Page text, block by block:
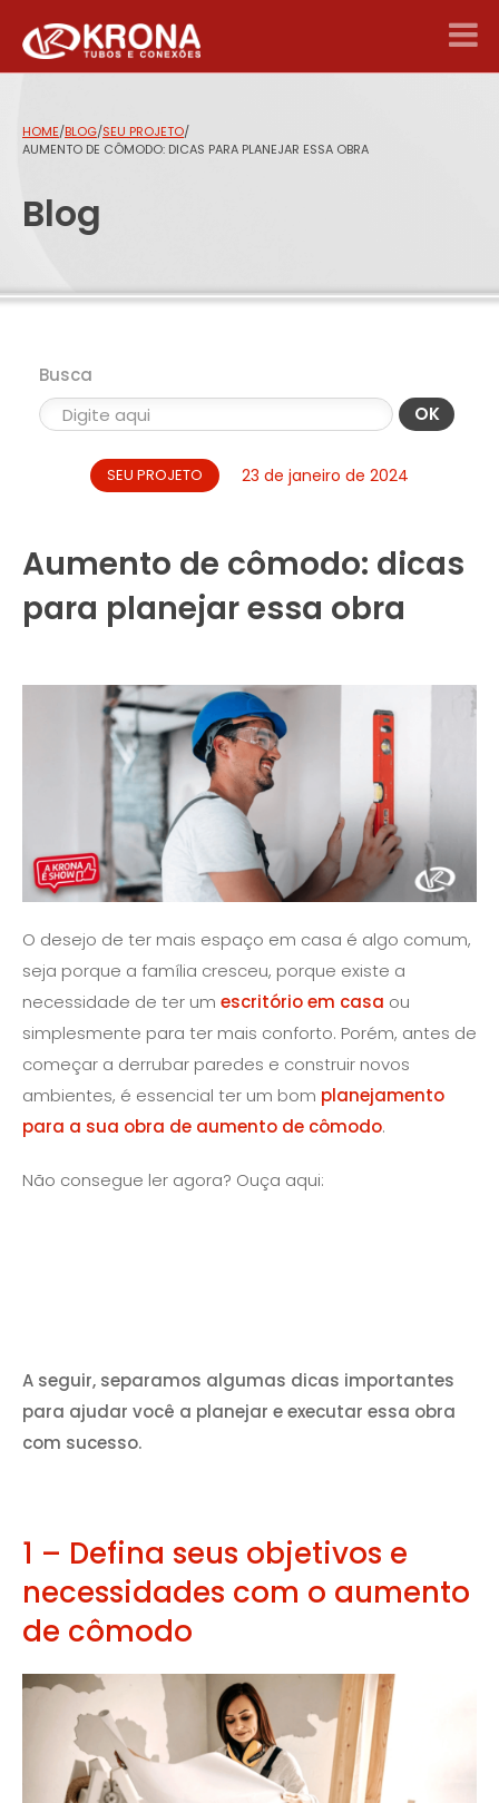
HOME/BLOG/SEU PROJETO/
AUMENTO DE CÔMODO: DICAS PARA PLANEJAR ESSA OBRA
Blog
Busca
OK
SEU PROJETO 23 de janeiro de 2024
Aumento de cômodo: dicas
para planejar essa obra
O desejo de ter mais espaço em casa é algo comum,
seja porque a família cresceu, porque existe a
necessidade de ter um escritório em casa ou
simplesmente para ter mais conforto. Porém, antes de
começar a derrubar paredes e construir novos
ambientes, é essencial ter um bom planejamento
para a sua obra de aumento de cômodo.
Não consegue ler agora? Ouça aqui:
A seguir, separamos algumas dicas importantes
para ajudar você a planejar e executar essa obra
com sucesso.
1 – Defina seus objetivos e
necessidades com o aumento
de cômodo